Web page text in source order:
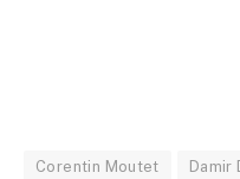
Corentin Moutet Damir